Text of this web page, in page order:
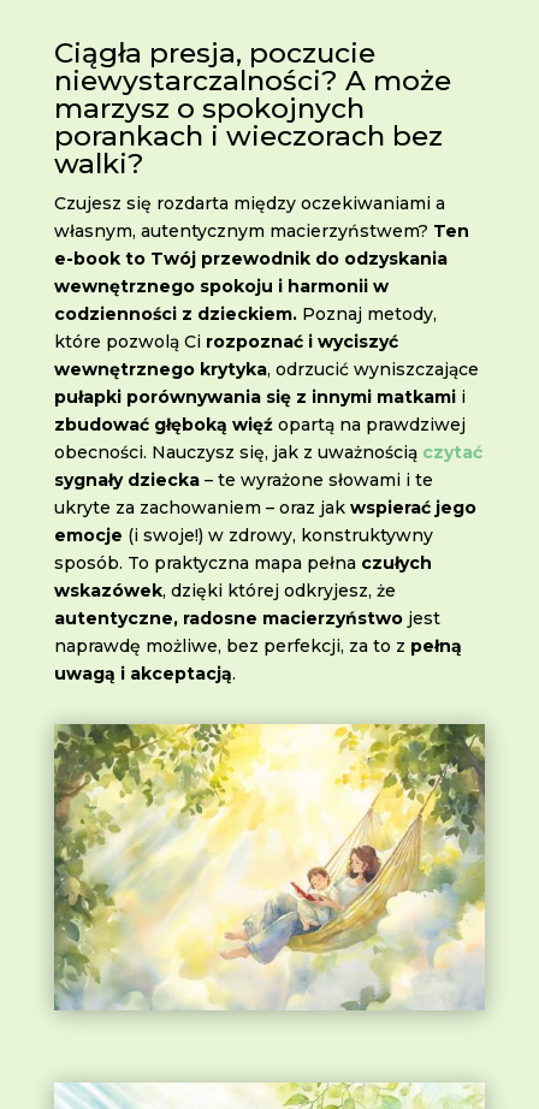
Ciągła presja, poczucie
niewystarczalności? A może
marzysz o spokojnych
porankach i wieczorach bez
walki?
Czujesz się rozdarta między oczekiwaniami a
własnym, autentycznym macierzyństwem? Ten
e-book to Twój przewodnik do odzyskania
wewnętrznego spokoju i harmonii w
codzienności z dzieckiem.Poznaj metody,
które pozwolą Ci rozpoznać i wyciszyć
wewnętrznego krytyka, odrzucić wyniszczające
pułapki porównywania się z innymi matkamii
zbudować głęboką więźopartą na prawdziwej
obecności. Nauczysz się, jak z uważnością czytać
sygnały dziecka– te wyrażone słowami i te
ukryte za zachowaniem – oraz jak wspierać jego
emocje (i swoje!) w zdrowy, konstruktywny
sposób. To praktyczna mapa pełna czułych
wskazówek, dzięki której odkryjesz, że
autentyczne, radosne macierzyństwojest
naprawdę możliwe, bez perfekcji, za to z pełną
uwagą i akceptacją.